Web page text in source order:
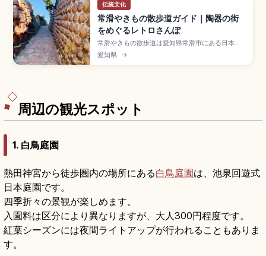
伝統文化
常滑やきもの散歩道ガイド｜陶器の街
をめぐるレトロさんぽ
常滑やきもの散歩道は愛知県常滑市にある日本六
古窯のひとつで、2017年に日本遺産認定された陶
器の街並みです。Aコース約1.6km(60〜90分)・
愛知県 →
周辺の観光スポット
1. 白鳥庭園
熱田神宮から徒歩圏内の場所にある白鳥庭園は、池泉回遊式
日本庭園です。
四季折々の景観が楽しめます。
入園料は区分により異なりますが、大人300円程度です。
紅葉シーズンには夜間ライトアップが行われることもありま
す。